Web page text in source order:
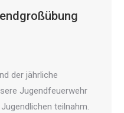
der jährliche
Jugendfeuerwehr
teilnahm.